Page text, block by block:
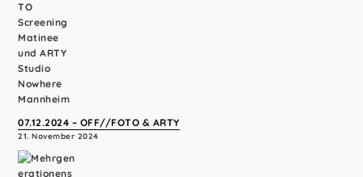
07.12.2024 – OFF//FOTO & ARTY
21. November 2024